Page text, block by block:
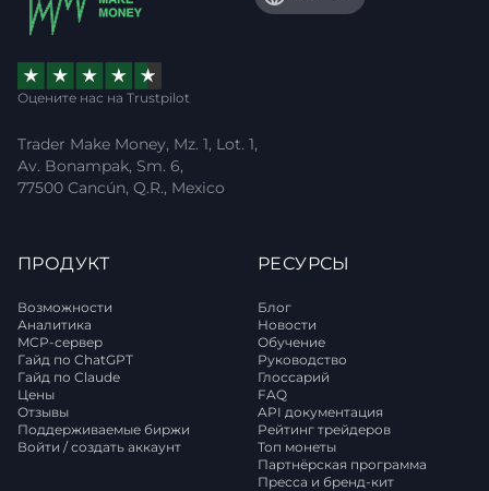
Оцените нас на Trustpilot
Trader Make Money, Mz. 1, Lot. 1,
Av. Bonampak, Sm. 6,
77500 Cancún, Q.R., Mexico
ПРОДУКТ
Возможности
Аналитика
MCP-сервер
Гайд по ChatGPT
Гайд по Claude
Цены
Отзывы
Поддерживаемые биржи
Войти / создать аккаунт
РЕСУРСЫ
Блог
Новости
Обучение
Руководство
Глоссарий
FAQ
API документация
Рейтинг трейдеров
Топ монеты
Партнёрская программа
Пресса и бренд-кит